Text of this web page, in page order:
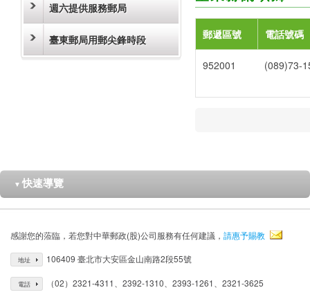
週六提供服務郵局
臺東郵局用郵尖鋒時段 郵遞區號 電話號碼
952001 (089)73-
▼ 快速導覽
感謝您的蒞臨，若您對中華郵政(股)公司服務有任何建議， 請惠予賜教
地址 106409 臺北市大安區金山南路2段55號
電話 （02）2321-4311、2392-1310、2393-1261、2321-3625